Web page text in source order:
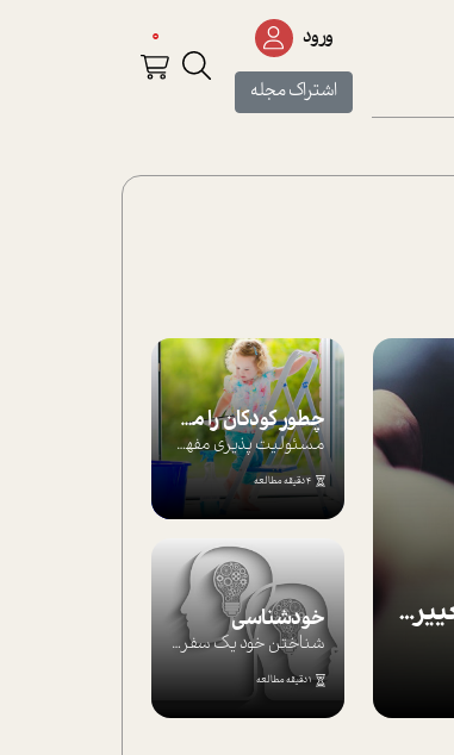
ورود
اشتراک مجله
0
بپذير تغييرناپذير را تا بتواني تغييرش دهي!‏
چطور کودکان را مسئولیت‌پذیر بار بیاورید؟
مسئولیت پذیری مفهومی ا ست که هر چه کودکت...
4 دقیقه مطالعه
خودشناسی
شناختن خود یک سفر است؛ سفری که از مسیره...
1 دقیقه مطالعه